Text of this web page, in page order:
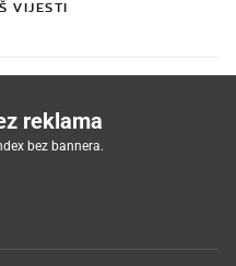
VIJESTI
reklama
bez bannera.